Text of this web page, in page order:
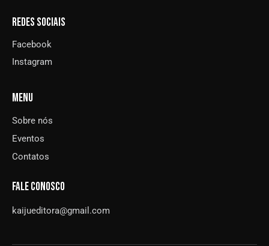
REDES SOCIAIS
Facebook
Instagram
MENU
Sobre nós
Eventos
Contatos
FALE CONOSCO
kaijueditora@gmail.com